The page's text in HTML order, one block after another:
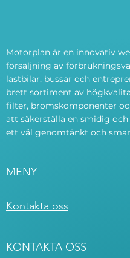
Motorplan är en innovativ
försäljning av
lastbilar, bussar och
brett sortiment av
filter, bromskomponenter
att säkerställa en smidig
ett väl genomtänkt och
MENY
Kontakta oss
KONTAKTA OSS